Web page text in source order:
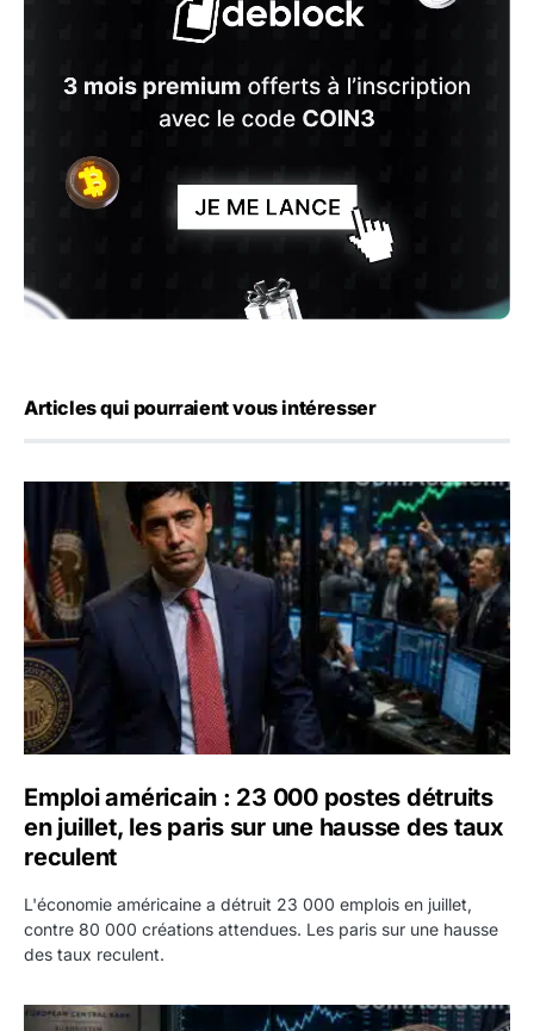
Articles qui pourraient vous intéresser
Emploi américain : 23 000 postes détruits en juillet, les
Emploi américain : 23 000 postes détruits
en juillet, les paris sur une hausse des taux
reculent
L'économie américaine a détruit 23 000 emplois en juillet,
contre 80 000 créations attendues. Les paris sur une hausse
des taux reculent.
Yen : Washington a vendu des euros sans prévenir la